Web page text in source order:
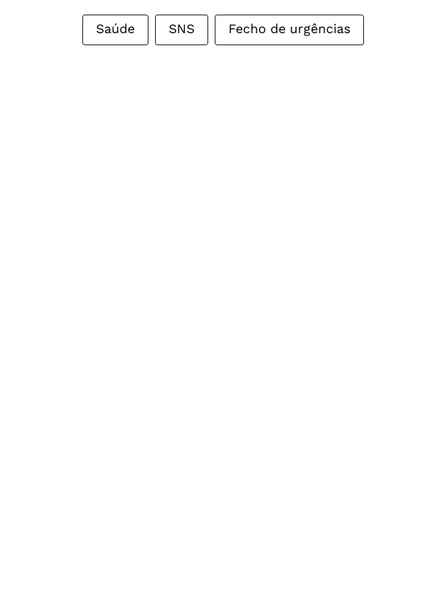
Saúde SNS Fecho de urgências